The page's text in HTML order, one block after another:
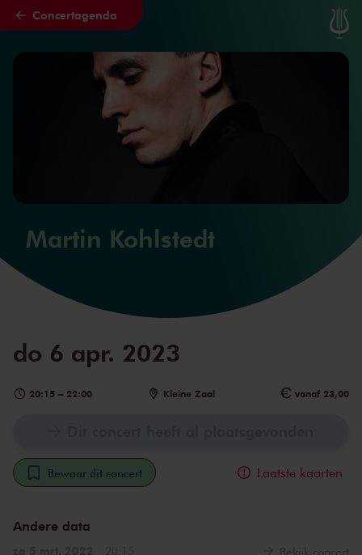
Naar hoofdcontent
Concertagenda
Martin Kohlstedt
do 6 apr. 2023
20:15 – 22:00 Kleine Zaal vanaf 23,00
Bewaar dit concert Laatste kaarten
Andere data